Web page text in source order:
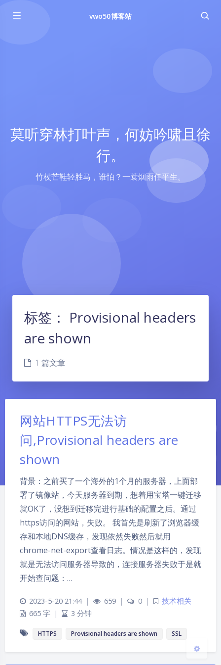
vwo50博客站
莫听穿林打叶声，何妨吟啸且徐
行。
竹杖芒鞋轻胜马，谁怕？一蓑烟雨任平生。
夜间模式
Sans Serif Serif
关闭 日落 暗化 灰度
标签： Provisional headers
are shown
1 篇文章
网站HTTPS无法访
问,Provisional headers are
shown
背景：之前买了一个海外的1个月的服务器，上面部
署了镜像站，今天服务器到期，想着用宝塔一键迁移
就OK了，没想到迁移完进行基础的配置之后。通过
https访问的网站，失败。 我首先是刷新了浏览器缓
存和本地DNS缓存，发现依然失败然后就用
chrome-net-export查看日志。情况是这样的，发现
就是无法访问服务器导致的，连接服务器失败于是就
开始查问题：…
2023-5-20 21:44 | 659 | 0 |
技术相关
665 字 | 3 分钟
HTTPS Provisional headers are shown SSL